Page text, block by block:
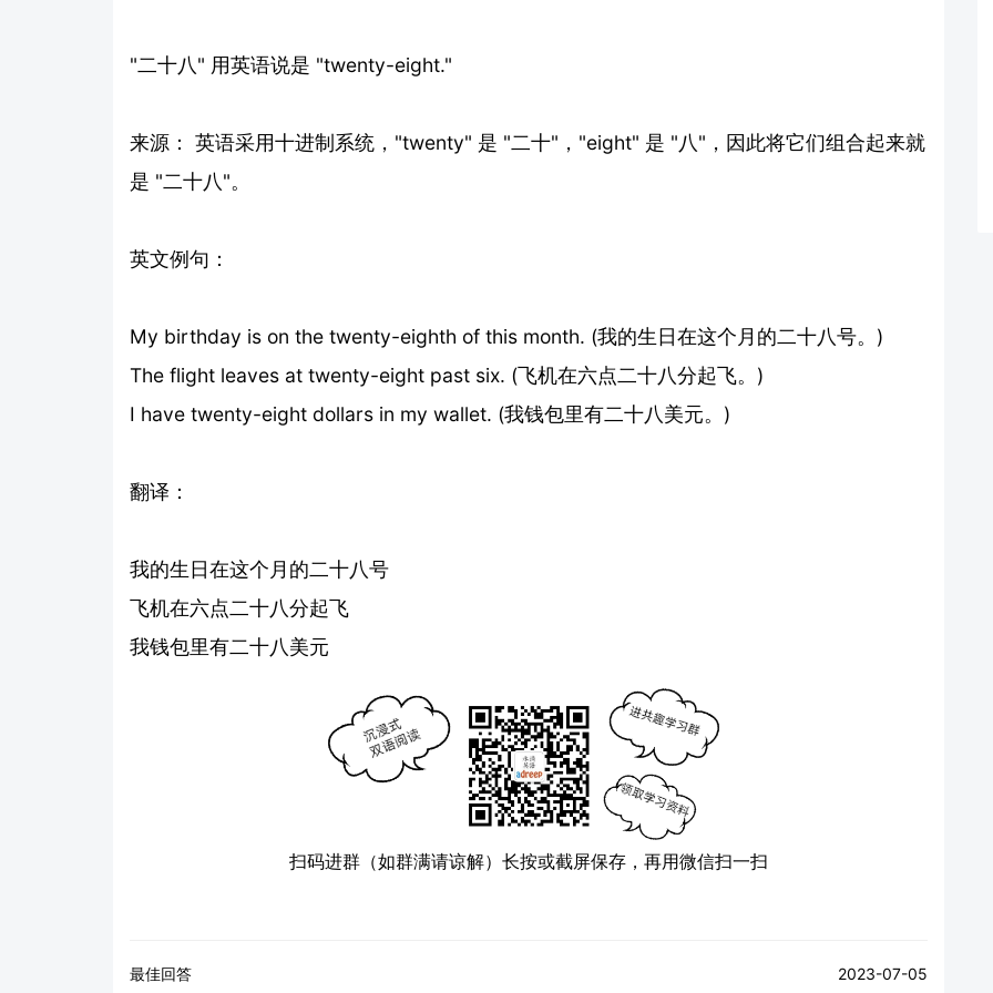
"二十八" 用英语说是 "twenty-eight."
来源： 英语采用十进制系统，"twenty" 是 "二十"，"eight" 是 "八"，因此将它们组合起来就
是 "二十八"。
英文例句：
My birthday is on the twenty-eighth of this month. (我的生日在这个月的二十八号。)
The flight leaves at twenty-eight past six. (飞机在六点二十八分起飞。)
I have twenty-eight dollars in my wallet. (我钱包里有二十八美元。)
翻译：
我的生日在这个月的二十八号
飞机在六点二十八分起飞
我钱包里有二十八美元
扫码进群（如群满请谅解） 长按或截屏保存，再用微信扫一扫
最佳回答 2023-07-05